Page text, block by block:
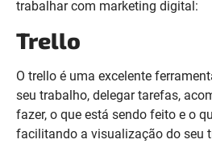
trabalhar com marketing digital:
Trello
O trello é uma excelente
seu trabalho, delegar tarefas,
fazer, o que está sendo feito e o
facilitando a visualização do seu